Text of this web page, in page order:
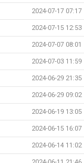
2024-07-17 07:17
2024-07-15 12:53
2024-07-07 08:01
2024-07-03 11:59
2024-06-29 21:35
2024-06-29 09:02
2024-06-19 13:05
2024-06-15 16:07
2024-06-14 11:02